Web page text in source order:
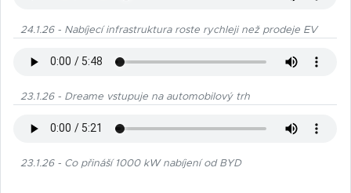
24.1.26 - Nabíjecí infrastruktura roste rychleji než prodeje EV
23.1.26 - Dreame vstupuje na automobilový trh
23.1.26 - Co přináší 1000 kW nabíjení od BYD